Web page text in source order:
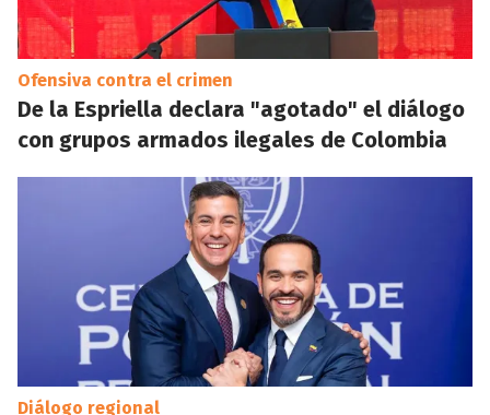
Ofensiva contra el crimen
De la Espriella declara "agotado" el diálogo
con grupos armados ilegales de Colombia
Diálogo regional